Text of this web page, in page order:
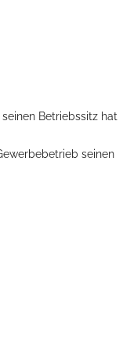
Betriebssitz hat
seinen